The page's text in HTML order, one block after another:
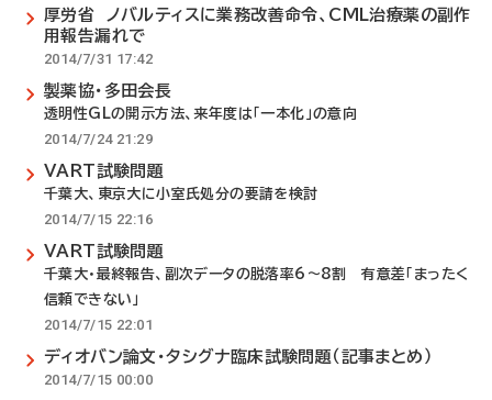
厚労省 ノバルティスに業務改善命令、CML治療薬の副作
用報告漏れで
2014/7/31 17:42
製薬協・多田会長
透明性GLの開示方法、来年度は「一本化」の意向
2014/7/24 21:29
VART試験問題
千葉大、東京大に小室氏処分の要請を検討
2014/7/15 22:16
VART試験問題
千葉大・最終報告、副次データの脱落率6～8割 有意差「まったく
信頼できない」
2014/7/15 22:01
ディオバン論文・タシグナ臨床試験問題（記事まとめ）
2014/7/15 00:00